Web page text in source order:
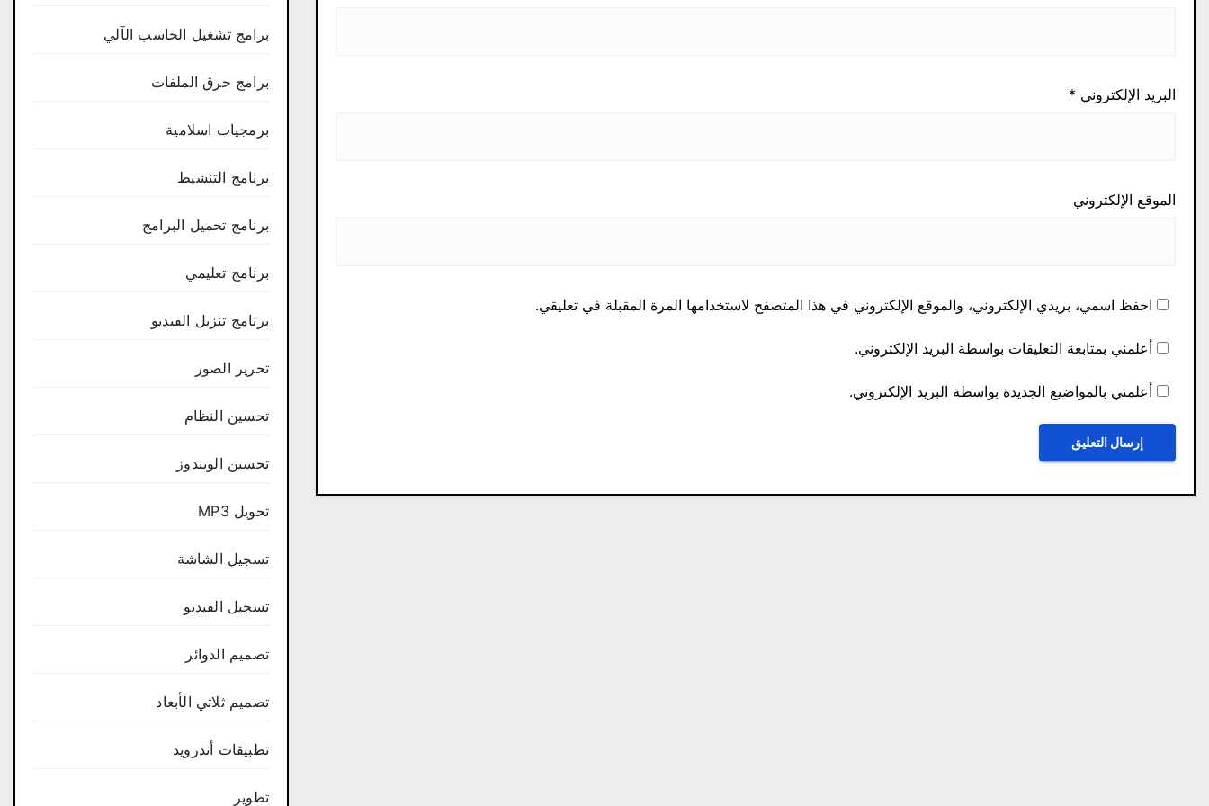
البريد الإلكتروني *
الموقع الإلكتروني
احفظ اسمي، بريدي الإلكتروني، والموقع الإلكتروني في هذا المتصفح لاستخدامها المرة المقبلة في تعليقي.
أعلمني بمتابعة التعليقات بواسطة البريد الإلكتروني.
أعلمني بالمواضيع الجديدة بواسطة البريد الإلكتروني.
برامج تشغيل الحاسب الآلي
برامج حرق الملفات
برمجيات اسلامية
برنامج التنشيط
برنامج تحميل البرامج
برنامج تعليمي
برنامج تنزيل الفيديو
تحرير الصور
تحسين النظام
تحسين الويندوز
تحويل MP3
تسجيل الشاشة
تسجيل الفيديو
تصميم الدوائر
تصميم ثلاثي الأبعاد
تطبيقات أندرويد
تطوير